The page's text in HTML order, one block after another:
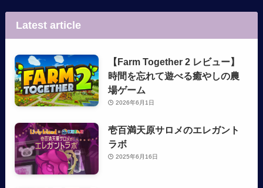
Latest article
【Farm Together 2 レビュー】
時間を忘れて遊べる癒やしの農
場ゲーム
2026年6月1日
壱百満天原サロメのエレガント
ラボ
2025年6月16日